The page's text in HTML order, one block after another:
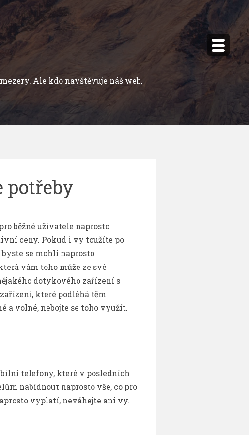
Ale kdo navštěvuje náš web,
potřeby
běžné uživatele naprosto
ceny. Pokud i vy toužíte po
se mohli naprosto
vám toho může ze své
dotykového zařízení s
které podléhá těm
a volné, nebojte se toho využít.
telefony, které v posledních
nabídnout naprosto vše, co pro
vyplatí, neváhejte ani vy.